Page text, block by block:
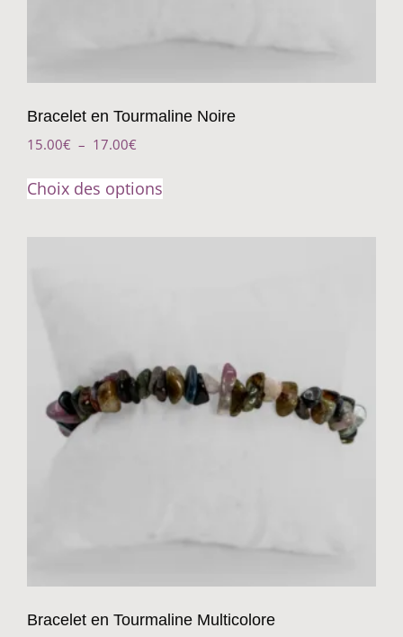
Bracelet en Tourmaline Noire
15.00€ – 17.00€
Choix des options
Bracelet en Tourmaline Multicolore